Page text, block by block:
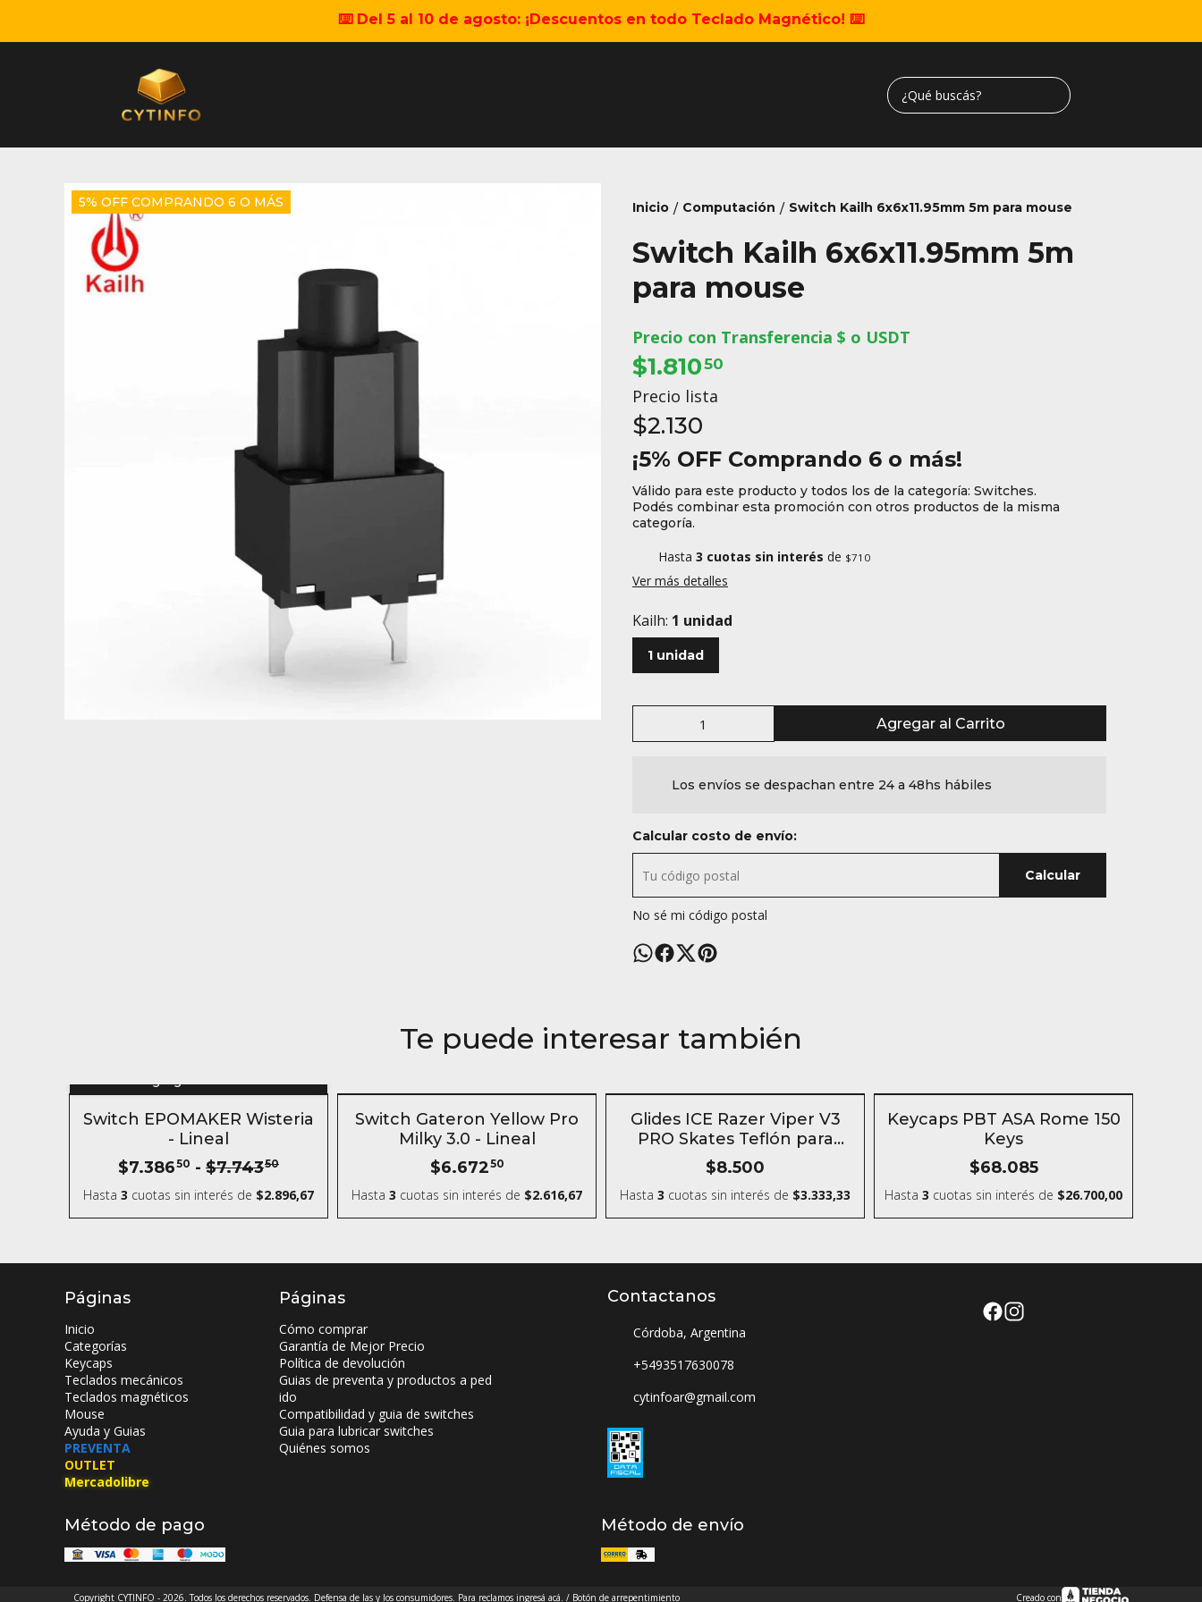
⌨️ Del 5 al 10 de agosto: ¡Descuentos en todo Teclado Magnético! ⌨️
5% OFF COMPRANDO 6 O MÁS Inicio / Computación / Switch Kailh 6x6x11.95mm 5m para mouse
Switch Kailh 6x6x11.95mm 5m
para mouse
Precio con Transferencia $ o USDT
$1.81050
Precio lista
$2.130
¡5% OFF Comprando 6 o más!
Válido para este producto y todos los de la categoría: Switches.
Podés combinar esta promoción con otros productos de la misma
categoría.
Hasta 3 cuotas sin interés de $710
Ver más detalles
Kailh: 1 unidad
1 unidad
Agregar al Carrito
Los envíos se despachan entre 24 a 48hs hábiles
Calcular costo de envío:
Calcular
No sé mi código postal
Te puede interesar también
5% OFF
COMPRANDO 6 O MÁS
- 4 %
Switch EPOMAKER Wisteria
- Lineal
$7.38650 - $7.74350
Hasta 3 cuotas sin interés de $2.896,67
SIN STOCK
Switch Gateron Yellow Pro
Milky 3.0 - Lineal
$6.67250
Hasta 3 cuotas sin interés de $2.616,67
SIN STOCK
Glides ICE Razer Viper V3
PRO Skates Teflón para
mouse
$8.500
Hasta 3 cuotas sin interés de $3.333,33
SIN STOCK
Keycaps PBT ASA Rome 150
Keys
$68.085
Hasta 3 cuotas sin interés de $26.700,00
Páginas
Inicio
Categorías
Keycaps
Teclados mecánicos
Teclados magnéticos
Mouse
Ayuda y Guias
PREVENTA
OUTLET
Mercadolibre
Páginas
Cómo comprar
Garantía de Mejor Precio
Política de devolución
Guias de preventa y productos a ped
ido
Compatibilidad y guia de switches
Guia para lubricar switches
Quiénes somos
Contactanos
Córdoba, Argentina
+5493517630078
cytinfoar@gmail.com
Método de pago Método de envío
Copyright CYTINFO - 2026. Todos los derechos reservados. Defensa de las y los consumidores. Para reclamos ingresá acá. / Botón de arrepentimiento Creado con